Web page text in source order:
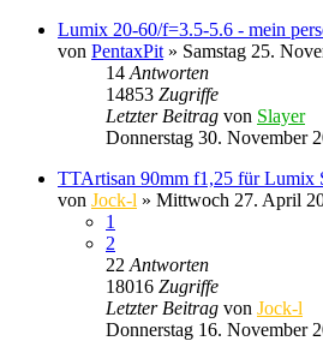
Lumix 20-60/f=3.5-5.6 - mein
von PentaxPit » Samstag 25.
14 Antworten
14853 Zugriffe
Letzter Beitrag von Slayer
Donnerstag 30. November
TTArtisan 90mm f1,25 für Lumix
von Jock-l » Mittwoch 27. April
1
2
22 Antworten
18016 Zugriffe
Letzter Beitrag von Jock-l
Donnerstag 16. November